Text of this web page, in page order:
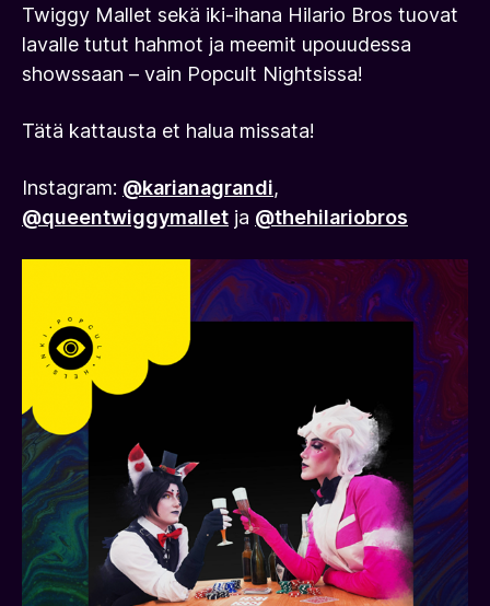
Twiggy Mallet sekä iki-ihana Hilario Bros tuovat
lavalle tutut hahmot ja meemit upouudessa
showssaan – vain Popcult Nightsissa!
Tätä kattausta et halua missata!
Instagram: @karianagrandi,
@queentwiggymallet ja @thehilariobros